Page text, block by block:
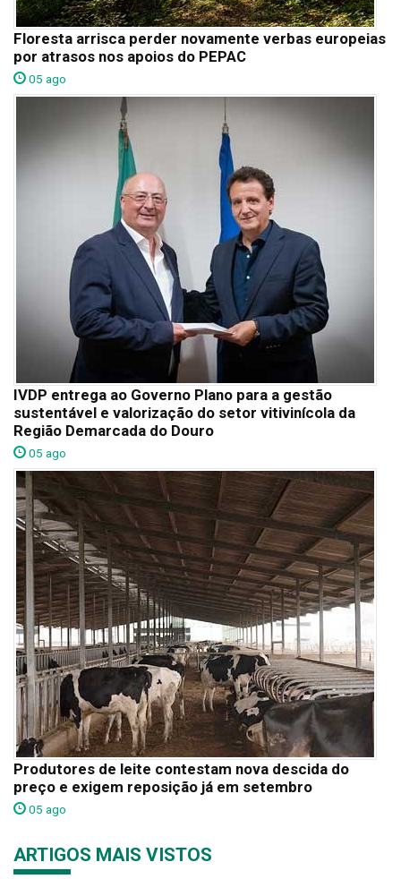
Floresta arrisca perder novamente verbas europeias
por atrasos nos apoios do PEPAC
05 ago
IVDP entrega ao Governo Plano para a gestão
sustentável e valorização do setor vitivinícola da
Região Demarcada do Douro
05 ago
Produtores de leite contestam nova descida do
preço e exigem reposição já em setembro
05 ago
ARTIGOS MAIS VISTOS